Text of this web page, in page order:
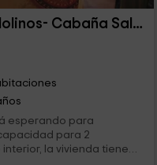
Cabañas de Madera Los Molinos- Cabaña Salvadora
esperando para